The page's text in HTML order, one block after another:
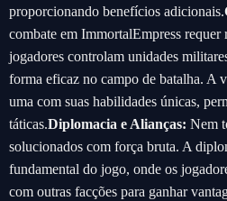
proporcionando benefícios adicionais.
combate em ImmortalEmpress requer
jogadores controlam unidades
forma eficaz no campo de batalha. A
uma com suas habilidades únicas,
táticas.Diplomacia e Alianças: Nem
solucionados com força bruta. A
fundamental do jogo, onde os
com outras facções para ganhar